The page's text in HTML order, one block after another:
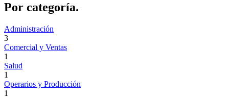
Por categoría.
Administración
3
Comercial y Ventas
1
Salud
1
Operarios y Producción
1